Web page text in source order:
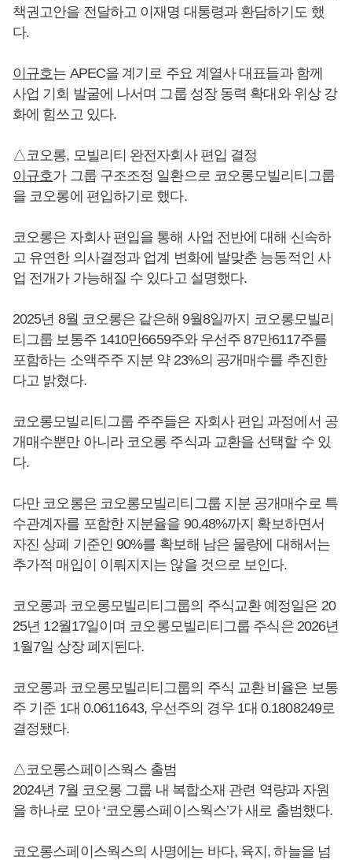
책권고안을 전달하고 이재명 대통령과 환담하기도 했
다.
이규호는 APEC을 계기로 주요 계열사 대표들과 함께
사업 기회 발굴에 나서며 그룹 성장 동력 확대와 위상 강
화에 힘쓰고 있다.
△코오롱, 모빌리티 완전자회사 편입 결정
이규호가 그룹 구조조정 일환으로 코오롱모빌리티그룹
을 코오롱에 편입하기로 했다.
코오롱은 자회사 편입을 통해 사업 전반에 대해 신속하
고 유연한 의사결정과 업계 변화에 발맞춘 능동적인 사
업 전개가 가능해질 수 있다고 설명했다.
2025년 8월 코오롱은 같은해 9월8일까지 코오롱모빌리
티그룹 보통주 1410만6659주와 우선주 87만6117주를
포함하는 소액주주 지분 약 23%의 공개매수를 추진한
다고 밝혔다.
코오롱모빌리티그룹 주주들은 자회사 편입 과정에서 공
개매수뿐만 아니라 코오롱 주식과 교환을 선택할 수 있
다.
다만 코오롱은 코오롱모빌리티그룹 지분 공개매수로 특
수관계자를 포함한 지분율을 90.48%까지 확보하면서
자진 상폐 기준인 90%를 확보해 남은 물량에 대해서는
추가적 매입이 이뤄지지는 않을 것으로 보인다.
코오롱과 코오롱모빌리티그룹의 주식교환 예정일은 20
25년 12월17일이며 코오롱모빌리티그룹 주식은 2026년
1월7일 상장 폐지된다.
코오롱과 코오롱모빌리티그룹의 주식 교환 비율은 보통
주 기준 1대 0.0611643, 우선주의 경우 1대 0.1808249로
결정됐다.
△코오롱스페이스웍스 출범
2024년 7월 코오롱 그룹 내 복합소재 관련 역량과 자원
을 하나로 모아 ‘코오롱스페이스웍스’가 새로 출범했다.
코오롱스페이스웍스의 사명에는 바다, 육지, 하늘을 넘